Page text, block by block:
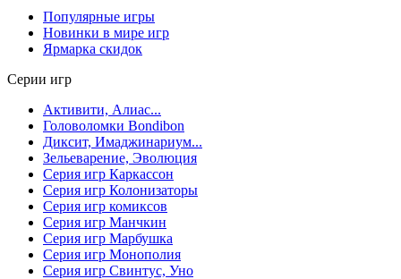
Популярные игры
Новинки в мире игр
Ярмарка скидок
Серии игр
Активити, Алиас...
Головоломки Bondibon
Диксит, Имаджинариум...
Зельеварение, Эволюция
Серия игр Каркассон
Серия игр Колонизаторы
Серия игр комиксов
Серия игр Манчкин
Серия игр Марбушка
Серия игр Монополия
Серия игр Свинтус, Уно